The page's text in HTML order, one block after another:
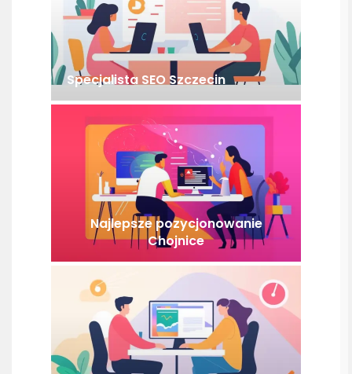
Specjalista SEO Szczecin
Najlepsze pozycjonowanie
Chojnice